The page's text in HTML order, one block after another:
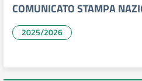
COMUNICATO STAMPA
2025/2026